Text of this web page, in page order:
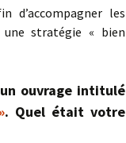
d’accompagner les
stratégie « bien
un ouvrage intitulé
. Quel était votre